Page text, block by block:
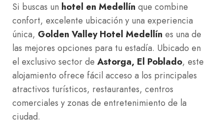
Si buscas un hotel en Medellín que combine
confort, excelente ubicación y una experiencia
única, Golden Valley Hotel Medellín es una de
las mejores opciones para tu estadía. Ubicado en
el exclusivo sector de Astorga, El Poblado, este
alojamiento ofrece fácil acceso a los principales
atractivos turísticos, restaurantes, centros
comerciales y zonas de entretenimiento de la
ciudad.